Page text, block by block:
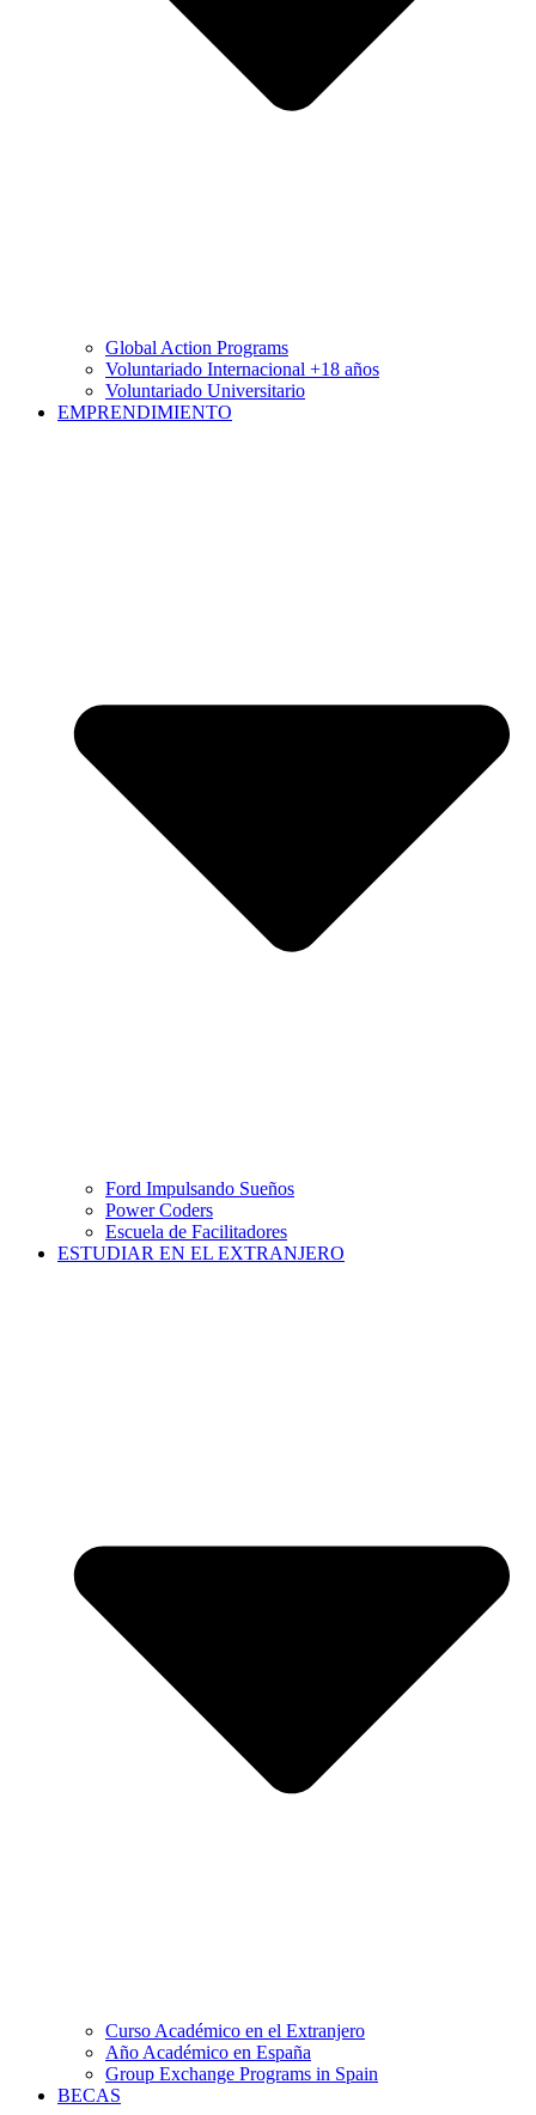
Global Action Programs
Voluntariado Internacional +18 años
Voluntariado Universitario
EMPRENDIMIENTO
Ford Impulsando Sueños
Power Coders
Escuela de Facilitadores
ESTUDIAR EN EL EXTRANJERO
Curso Académico en el Extranjero
Año Académico en España
Group Exchange Programs in Spain
BECAS